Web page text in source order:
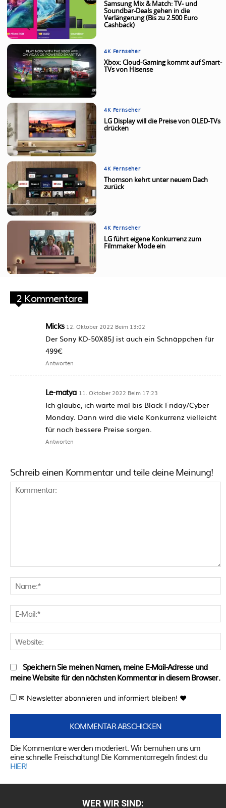
Samsung Mix & Match: TV- und
Soundbar-Deals gehen in die
Verlängerung (Bis zu 2.500 Euro
Cashback)
4K Fernseher
Xbox: Cloud-Gaming kommt auf Smart-
TVs von Hisense
4K Fernseher
LG Display will die Preise von OLED-TVs
drücken
4K Fernseher
Thomson kehrt unter neuem Dach
zurück
4K Fernseher
LG führt eigene Konkurrenz zum
Filmmaker Mode ein
2 Kommentare
Micks 12. Oktober 2022 Beim 13:02
Der Sony KD-50X85J ist auch ein Schnäppchen für
499€
Antworten
Le-matya 11. Oktober 2022 Beim 17:23
Ich glaube, ich warte mal bis Black Friday/Cyber
Monday. Dann wird die viele Konkurrenz vielleicht
für noch bessere Preise sorgen.
Antworten
Schreib einen Kommentar und teile deine Meinung!
Speichern Sie meinen Namen, meine E-Mail-Adresse und
meine Website für den nächsten Kommentar in diesem Browser.
✉ Newsletter abonnieren und informiert bleiben! ♥
Die Kommentare werden moderiert. Wir bemühen uns um
eine schnelle Freischaltung! Die Kommentarregeln findest du
HIER!
WER WIR SIND: